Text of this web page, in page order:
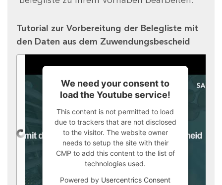
Tutorial zur Vorbereitung der Belegliste mit
den Daten aus dem Zuwendungsbescheid
We need your consent to
load the Youtube service!
This content is not permitted to load
due to trackers that are not disclosed
to the visitor. The website owner
needs to setup the site with their
CMP to add this content to the list of
technologies used.
Powered by Usercentrics Consent